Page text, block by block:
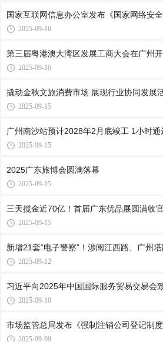
国家互联网信息办公室发布《国家网络安
2025-09-16
第三届粤港澳大湾区发展工商大会在广州
2025-09-16
撬动金秋文旅消费市场 展现行业协同发展
2025-09-15
广州南沙站预计2028年2月底竣工 1小时
2025-09-15
2025广东旅博会圆满落幕
2025-09-15
三天揽金近70亿！首届广东优品展圆满收官
2025-09-15
新增21套“电子警察”！涉阅江西路、广州
2025-09-12
习近平向2025年中国国际服务贸易交易会
2025-09-10
市场监管总局发布《强制注销公司登记制度
2025-09-09